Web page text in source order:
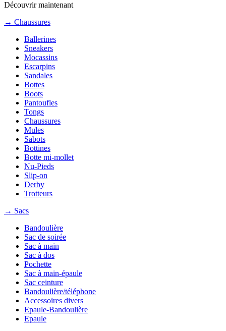
Découvrir maintenant
→ Chaussures
Ballerines
Sneakers
Mocassins
Escarpins
Sandales
Bottes
Boots
Pantoufles
Tongs
Chaussures
Mules
Sabots
Bottines
Botte mi-mollet
Nu-Pieds
Slip-on
Derby
Trotteurs
→ Sacs
Bandoulière
Sac de soirée
Sac à main
Sac à dos
Pochette
Sac à main-épaule
Sac ceinture
Bandoulière/téléphone
Accessoires divers
Epaule-Bandoulière
Epaule